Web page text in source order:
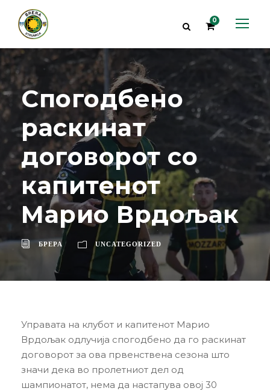
0
Спогодбено
раскинат
договорот со
капитенот
Марио Врдољак
БРЕРА UNCATEGORIZED
Управата на клубот и капитенот Марио
Врдољак одлучија спогодбено да го раскинат
договорот за ова првенствена сезона што
значи дека во пролетниот дел од
шампионатот, нема да настапува овој 30